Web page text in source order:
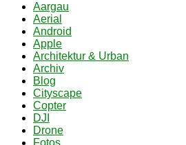
Aargau
Aerial
Android
Apple
Architektur & Urban
Archiv
Blog
Cityscape
Copter
DJI
Drone
Fotos